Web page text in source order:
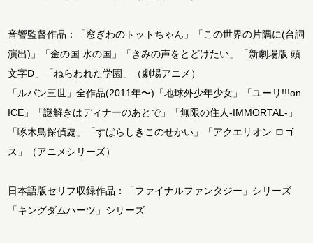
音響監督作品：「窓ぎわのトットちゃん」「この世界の片隅に(台詞
演出)」「金の国 水の国」「きみの声をとどけたい」「新劇場版 頭
文字D」「ねらわれた学園」（劇場アニメ）
「ルパン三世」全作品(2011年〜)「地球外少年少女」「ユーリ!!!on
ICE」「謎解きはディナーのあとで」「無限の住人-IMMORTAL-」
「啄木鳥探偵處」「すばらしきこのせかい」「アクエリオン ロゴ
ス」（アニメシリーズ）
日本語版セリフ収録作品：「ファイナルファンタジー」シリーズ
「キングダムハーツ」シリーズ